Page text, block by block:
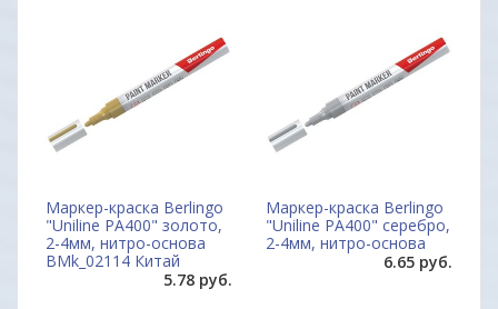
Маркер-краска Berlingo
"Uniline PA400" золото,
2-4мм, нитро-основа
BMk_02114 Китай
5.78 руб.
Маркер-краска Berlingo
"Uniline PA400" серебро,
2-4мм, нитро-основа
6.65 руб.